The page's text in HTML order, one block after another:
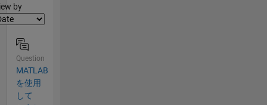
by
Question
MATLAB
を使用
して